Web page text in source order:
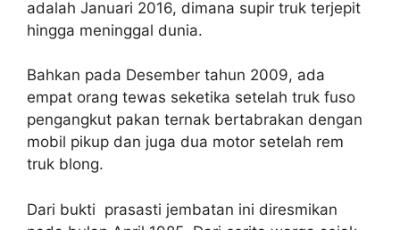
adalah Januari 2016, dimana supir truk terjepit
hingga meninggal dunia.
Bahkan pada Desember tahun 2009, ada
empat orang tewas seketika setelah truk fuso
pengangkut pakan ternak bertabrakan dengan
mobil pikup dan juga dua motor setelah rem
truk blong.
Dari bukti prasasti jembatan ini diresmikan